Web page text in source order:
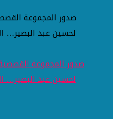
صدور المجموعة
لحسين عبد البصير…